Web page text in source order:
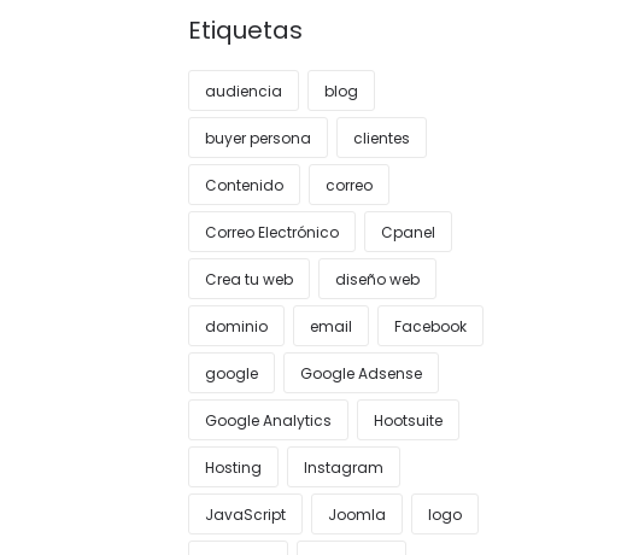
Etiquetas
audiencia blog
buyer persona clientes
Contenido correo
Correo Electrónico Cpanel
Crea tu web diseño web
dominio email Facebook
google Google Adsense
Google Analytics Hootsuite
Hosting Instagram
JavaScript Joomla logo